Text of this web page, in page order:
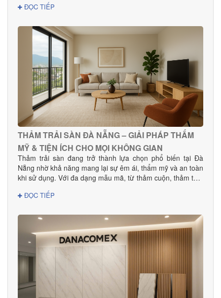
gian bền đẹp và hạn chế cong vênh hiệu quả. Tại Đà
gỗ công nghiệp uy tín, được nhiều khách hàng gia đình,
khách sạn, showroom và văn phòng tin dùng.
ĐỌC TIẾP
THẢM TRẢI SÀN ĐÀ NẴNG – GIẢI PHÁP THẨM
MỸ & TIỆN ÍCH CHO MỌI KHÔNG GIAN
Thảm trải sàn đang trở thành lựa chọn phổ biến tại Đà
Nẵng nhờ khả năng mang lại sự êm ái, thẩm mỹ và an toàn
khi sử dụng. Với đa dạng mẫu mã, từ thảm cuộn, thảm tấm
mọi nhu cầu decor và thi công dự án.
ĐỌC TIẾP